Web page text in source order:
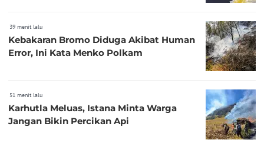
39 menit lalu
Kebakaran Bromo Diduga Akibat Human
Error, Ini Kata Menko Polkam
51 menit lalu
Karhutla Meluas, Istana Minta Warga
Jangan Bikin Percikan Api